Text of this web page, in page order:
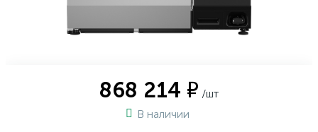
868 214 ₽ /шт
В наличии